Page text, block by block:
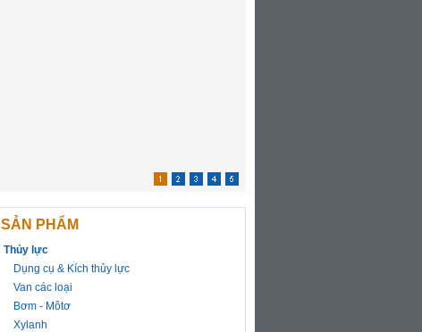
SẢN PHẨM
Thủy lực
Dụng cụ & Kích thủy lực
Van các loại
Bơm - Môtơ
Xylanh